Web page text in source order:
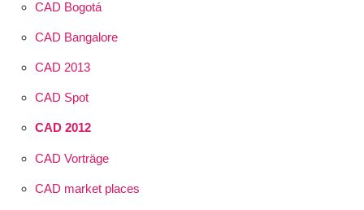
CAD Bogotá
CAD Bangalore
CAD 2013
CAD Spot
CAD 2012
CAD Vorträge
CAD market places